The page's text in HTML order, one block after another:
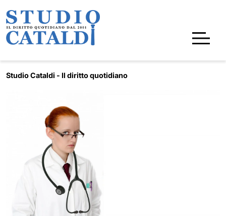
Studio Cataldi - Il diritto quotidiano